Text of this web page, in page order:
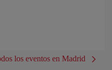
los eventos en Madrid